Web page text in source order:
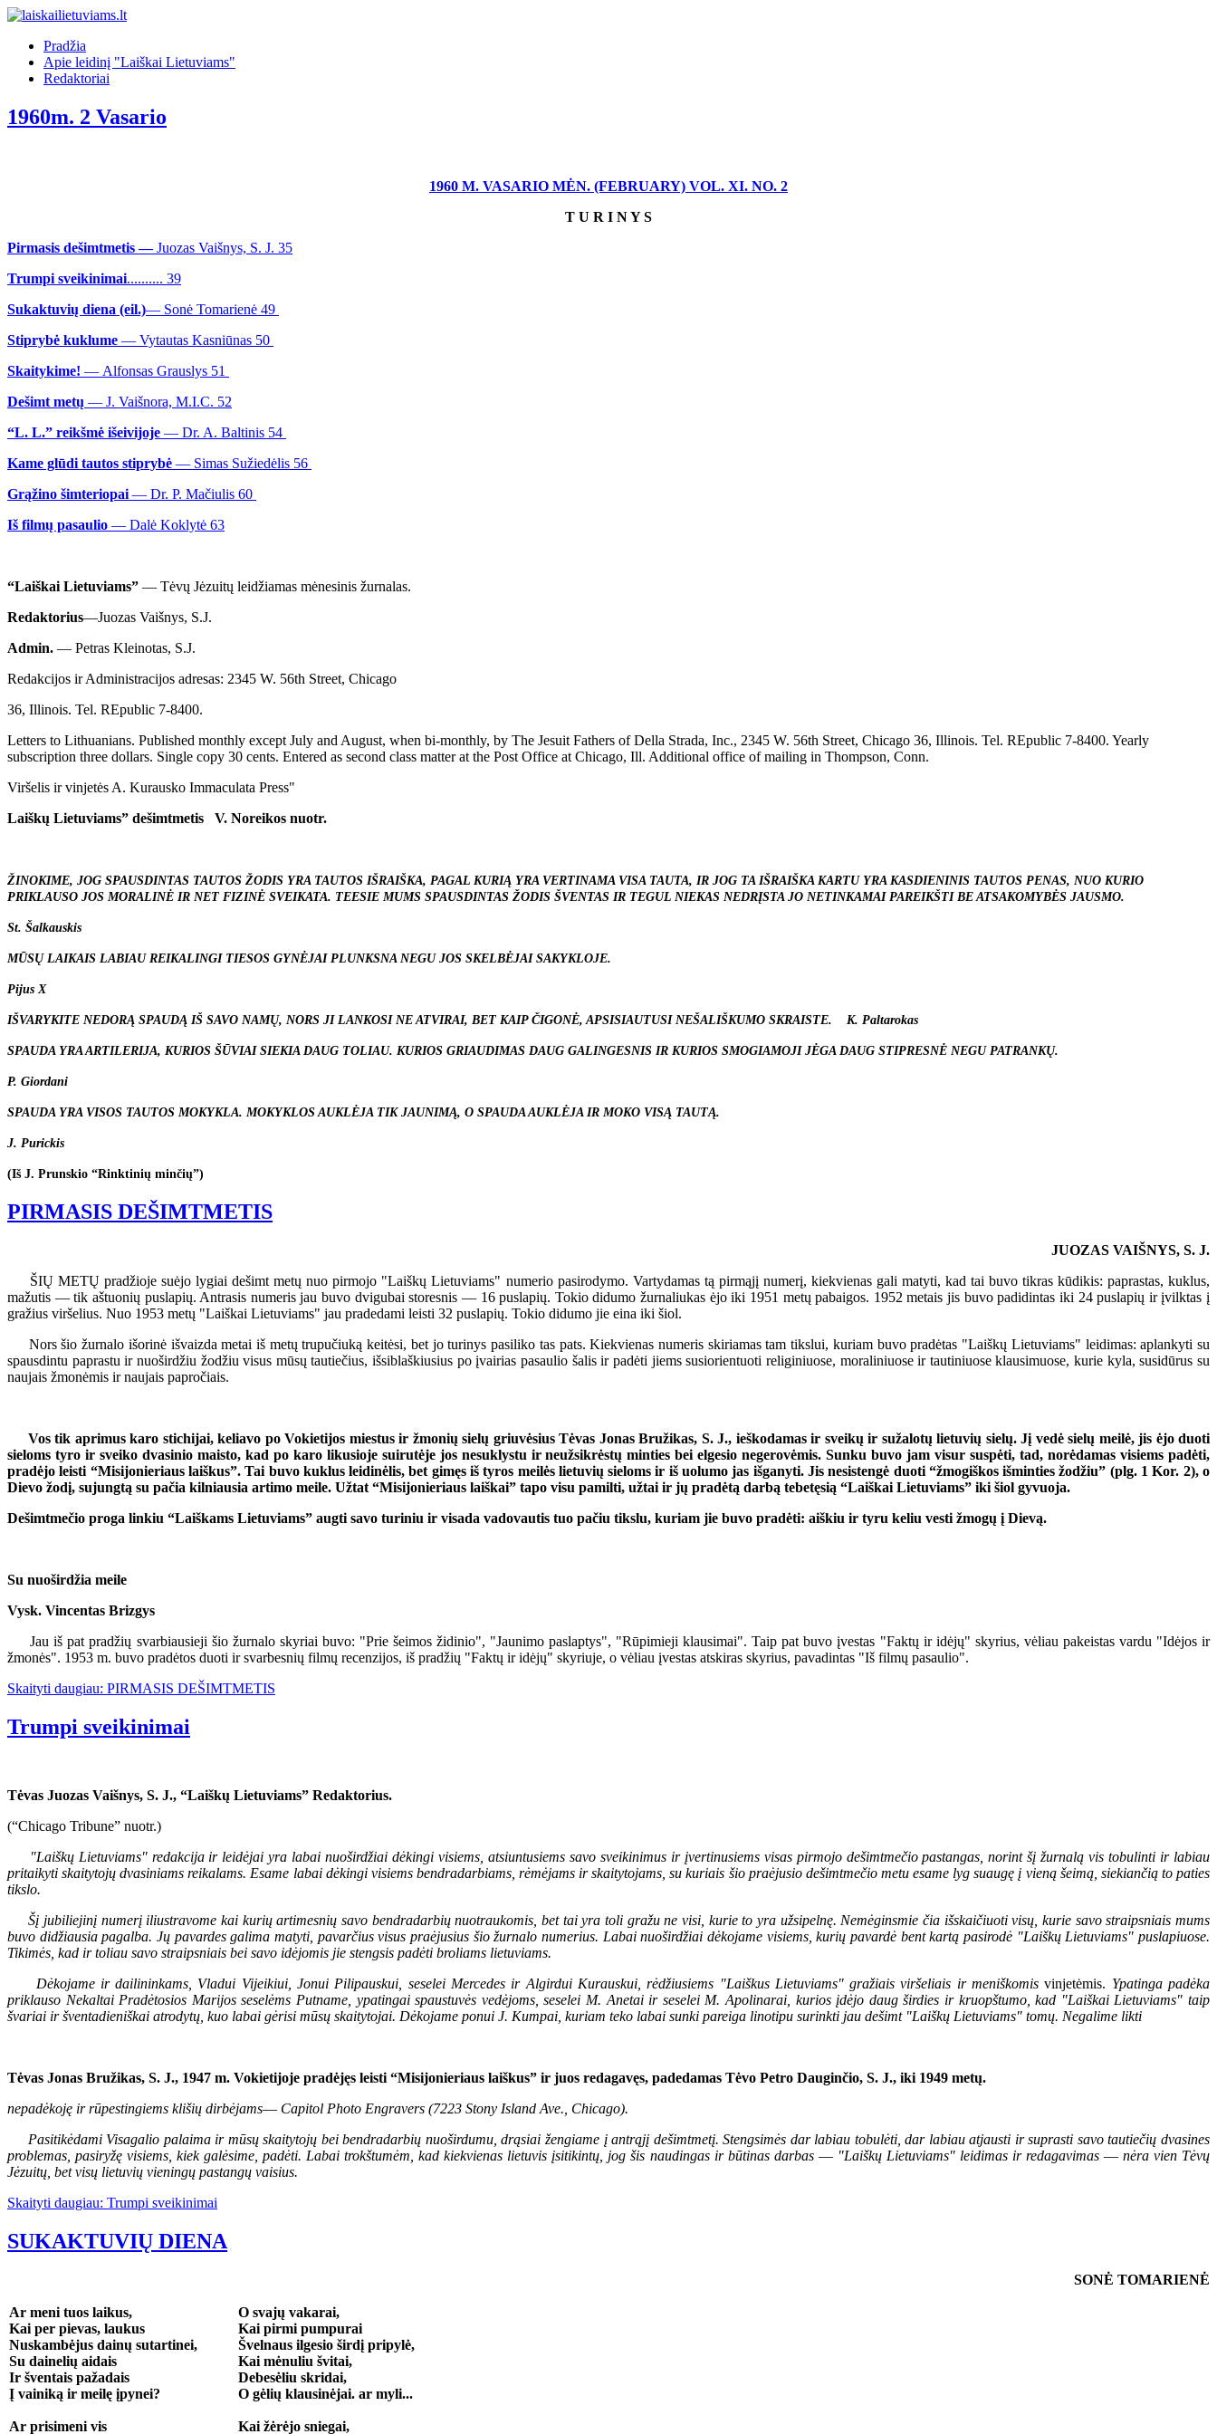
Pradžia
Apie leidinį "Laiškai Lietuviams"
Redaktoriai
1960m. 2 Vasario
1960 M. VASARIO MĖN. (FEBRUARY) VOL. XI. NO. 2
T U R I N Y S
Pirmasis dešimtmetis —Juozas Vaišnys, S. J. 35
Trumpi sveikinimai.......... 39
Sukaktuvių diena (eil.)— Sonė Tomarienė 49
Stiprybė kuklume — Vytautas Kasniūnas 50
Skaitykime! — Alfonsas Grauslys 51
Dešimt metų — J. Vaišnora, M.I.C. 52
“L. L.” reikšmė išeivijoje — Dr. A. Baltinis 54
Kame glūdi tautos stiprybė — Simas Sužiedėlis 56
Grąžino šimteriopai — Dr. P. Mačiulis 60
Iš filmų pasaulio — Dalė Koklytė 63
“Laiškai Lietuviams” — Tėvų Jėzuitų leidžiamas mėnesinis žurnalas.
Redaktorius—Juozas Vaišnys, S.J.
Admin. — Petras Kleinotas, S.J.
Redakcijos ir Administracijos adresas: 2345 W. 56th Street, Chicago
36, Illinois. Tel. REpublic 7-8400.
Letters to Lithuanians. Published monthly except July and August, when bi-monthly, by The Jesuit Fathers of Della Strada, Inc., 2345 W. 56th Street, Chicago 36, Illinois. Tel. REpublic 7-8400. Yearly
subscription three dollars. Single copy 30 cents. Entered as second class matter at the Post Office at Chicago, Ill. Additional office of mailing in Thompson, Conn.
Viršelis ir vinjetės A. Kurausko Immaculata Press"
Laiškų Lietuviams” dešimtmetis V. Noreikos nuotr.
ŽINOKIME, JOG SPAUSDINTAS TAUTOS ŽODIS YRA TAUTOS IŠRAIŠKA, PAGAL KURIĄ YRA VERTINAMA VISA TAUTA, IR JOG TA IŠRAIŠKA KARTU YRA KASDIENINIS TAUTOS PENAS, NUO KURIO
PRIKLAUSO JOS MORALINĖ IR NET FIZINĖ SVEIKATA. TEESIE MUMS SPAUSDINTAS ŽODIS ŠVENTAS IR TEGUL NIEKAS NEDRĮSTA JO NETINKAMAI PAREIKŠTI BE ATSAKOMYBĖS JAUSMO.
St. Šalkauskis
MŪSŲ LAIKAIS LABIAU REIKALINGI TIESOS GYNĖJAI PLUNKSNA NEGU JOS SKELBĖJAI SAKYKLOJE.
Pijus X
IŠVARYKITE NEDORĄ SPAUDĄ IŠ SAVO NAMŲ, NORS JI LANKOSI NE ATVIRAI, BET KAIP ČIGONĖ, APSISIAUTUSI NEŠALIŠKUMO SKRAISTE. K. Paltarokas
SPAUDA YRA ARTILERIJA, KURIOS ŠŪVIAI SIEKIA DAUG TOLIAU. KURIOS GRIAUDIMAS DAUG GALINGESNIS IR KURIOS SMOGIAMOJI JĖGA DAUG STIPRESNĖ NEGU PATRANKŲ.
P. Giordani
SPAUDA YRA VISOS TAUTOS MOKYKLA. MOKYKLOS AUKLĖJA TIK JAUNIMĄ, O SPAUDA AUKLĖJA IR MOKO VISĄ TAUTĄ.
J. Purickis
(Iš J. Prunskio “Rinktinių minčių”)
PIRMASIS DEŠIMTMETIS
JUOZAS VAIŠNYS, S. J.
ŠIŲ METŲ pradžioje suėjo lygiai dešimt metų nuo pirmojo "Laiškų Lietuviams" numerio pasirodymo. Vartydamas tą pirmąjį numerį, kiekvienas gali matyti, kad tai buvo tikras kūdikis: paprastas, kuklus,
mažutis — tik aštuonių puslapių. Antrasis numeris jau buvo dvigubai storesnis — 16 puslapių. Tokio didumo žurnaliukas ėjo iki 1951 metų pabaigos. 1952 metais jis buvo padidintas iki 24 puslapių ir įvilktas į
gražius viršelius. Nuo 1953 metų "Laiškai Lietuviams" jau pradedami leisti 32 puslapių. Tokio didumo jie eina iki šiol.
Nors šio žurnalo išorinė išvaizda metai iš metų trupučiuką keitėsi, bet jo turinys pasiliko tas pats. Kiekvienas numeris skiriamas tam tikslui, kuriam buvo pradėtas "Laiškų Lietuviams" leidimas: aplankyti su
spausdintu paprastu ir nuoširdžiu žodžiu visus mūsų tautiečius, išsiblaškiusius po įvairias pasaulio šalis ir padėti jiems susiorientuoti religiniuose, moraliniuose ir tautiniuose klausimuose, kurie kyla, susidūrus su
naujais žmonėmis ir naujais papročiais.
Vos tik aprimus karo stichijai, keliavo po Vokietijos miestus ir žmonių sielų griuvėsius Tėvas Jonas Bružikas, S. J., ieškodamas ir sveikų ir sužalotų lietuvių sielų. Jį vedė sielų meilė, jis ėjo duoti
sieloms tyro ir sveiko dvasinio maisto, kad po karo likusioje suirutėje jos nesuklystu ir neužsikrėstų minties bei elgesio negerovėmis. Sunku buvo jam visur suspėti, tad, norėdamas visiems padėti,
pradėjo leisti “Misijonieriaus laiškus”. Tai buvo kuklus leidinėlis, bet gimęs iš tyros meilės lietuvių sieloms ir iš uolumo jas išganyti. Jis nesistengė duoti “žmogiškos išminties žodžiu” (plg. 1 Kor. 2), o
Dievo žodį, sujungtą su pačia kilniausia artimo meile. Užtat “Misijonieriaus laiškai” tapo visu pamilti, užtai ir jų pradėtą darbą tebetęsią “Laiškai Lietuviams” iki šiol gyvuoja.
Dešimtmečio proga linkiu “Laiškams Lietuviams” augti savo turiniu ir visada vadovautis tuo pačiu tikslu, kuriam jie buvo pradėti: aiškiu ir tyru keliu vesti žmogų į Dievą.
Su nuoširdžia meile
Vysk. Vincentas Brizgys
Jau iš pat pradžių svarbiausieji šio žurnalo skyriai buvo: "Prie šeimos židinio", "Jaunimo paslaptys", "Rūpimieji klausimai". Taip pat buvo įvestas "Faktų ir idėjų" skyrius, vėliau pakeistas vardu "Idėjos ir
žmonės". 1953 m. buvo pradėtos duoti ir svarbesnių filmų recenzijos, iš pradžių "Faktų ir idėjų" skyriuje, o vėliau įvestas atskiras skyrius, pavadintas "Iš filmų pasaulio".
Skaityti daugiau: PIRMASIS DEŠIMTMETIS
Trumpi sveikinimai
Tėvas Juozas Vaišnys, S. J., “Laiškų Lietuviams” Redaktorius.
(“Chicago Tribune” nuotr.)
"Laiškų Lietuviams" redakcija ir leidėjai yra labai nuoširdžiai dėkingi visiems, atsiuntusiems savo sveikinimus ir įvertinusiems visas pirmojo dešimtmečio pastangas, norint šį žurnalą vis tobulinti ir labiau
pritaikyti skaitytojų dvasiniams reikalams. Esame labai dėkingi visiems bendradarbiams, rėmėjams ir skaitytojams, su kuriais šio praėjusio dešimtmečio metu esame lyg suaugę į vieną šeimą, siekiančią to paties
tikslo.
Šį jubiliejinį numerį iliustravome kai kurių artimesnių savo bendradarbių nuotraukomis, bet tai yra toli gražu ne visi, kurie to yra užsipelnę. Nemėginsmie čia išskaičiuoti visų, kurie savo straipsniais mums
buvo didžiausia pagalba. Jų pavardes galima matyti, pavarčius visus praėjusius šio žurnalo numerius. Labai nuoširdžiai dėkojame visiems, kurių pavardė bent kartą pasirodė "Laiškų Lietuviams" puslapiuose.
Tikimės, kad ir toliau savo straipsniais bei savo idėjomis jie stengsis padėti broliams lietuviams.
Dėkojame ir dailininkams, Vladui Vijeikiui, Jonui Pilipauskui, seselei Mercedes ir Algirdui Kurauskui, rėdžiusiems "Laiškus Lietuviams" gražiais viršeliais ir meniškomis vinjetėmis. Ypatinga padėka
priklauso Nekaltai Pradėtosios Marijos seselėms Putname, ypatingai spaustuvės vedėjoms, seselei M. Anetai ir seselei M. Apolinarai, kurios įdėjo daug širdies ir kruopštumo, kad "Laiškai Lietuviams" taip
švariai ir šventadieniškai atrodytų, kuo labai gėrisi mūsų skaitytojai. Dėkojame ponui J. Kumpai, kuriam teko labai sunki pareiga linotipu surinkti jau dešimt "Laiškų Lietuviams" tomų. Negalime likti
Tėvas Jonas Bružikas, S. J., 1947 m. Vokietijoje pradėjęs leisti “Misijonieriaus laiškus” ir juos redagavęs, padedamas Tėvo Petro Dauginčio, S. J., iki 1949 metų.
nepadėkoję ir rūpestingiems klišių dirbėjams— Capitol Photo Engravers (7223 Stony Island Ave., Chicago).
Pasitikėdami Visagalio palaima ir mūsų skaitytojų bei bendradarbių nuoširdumu, drąsiai žengiame į antrąjį dešimtmetį. Stengsimės dar labiau tobulėti, dar labiau atjausti ir suprasti savo tautiečių dvasines
problemas, pasiryžę visiems, kiek galėsime, padėti. Labai trokštumėm, kad kiekvienas lietuvis įsitikintų, jog šis naudingas ir būtinas darbas— "Laiškų Lietuviams" leidimas ir redagavimas— nėra vien Tėvų
Jėzuitų, bet visų lietuvių vieningų pastangų vaisius.
Skaityti daugiau: Trumpi sveikinimai
SUKAKTUVIŲ DIENA
SONĖ TOMARIENĖ
Ar meni tuos laikus,
Kai per pievas, laukus
Nuskambėjus dainų sutartinei,
Su dainelių aidais
Ir šventais pažadais
Į vainiką ir meilę įpynei?
Ar prisimeni vis
O svajų vakarai,
Kai pirmi pumpurai
Švelnaus ilgesio širdį pripylė,
Kai mėnuliu švitai,
Debesėliu skridai,
O gėlių klausinėjai. ar myli...
Kai žėrėjo sniegai,